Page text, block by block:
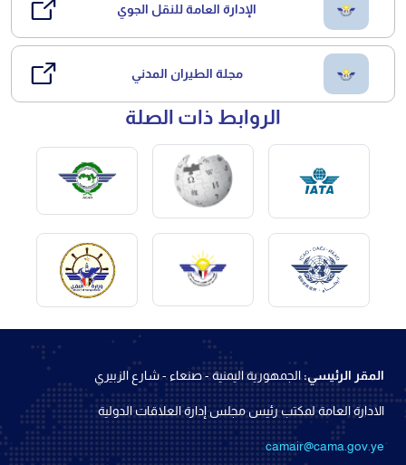
الإدارة العامة للنقل الجوي
مجلة الطيران المدني
الروابط ذات الصلة
المقر الرئيسي:الجمهورية اليمنية - صنعاء - شارع الزبيري
الادارة العامة لمكتب رئيس مجلس إدارة العلاقات الدولية
camair@cama.gov.ye